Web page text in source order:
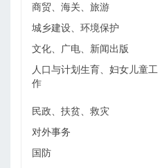
商贸、海关、旅游
城乡建设、环境保护
文化、广电、新闻出版
人口与计划生育、妇女儿童工
作
民政、扶贫、救灾
对外事务
国防